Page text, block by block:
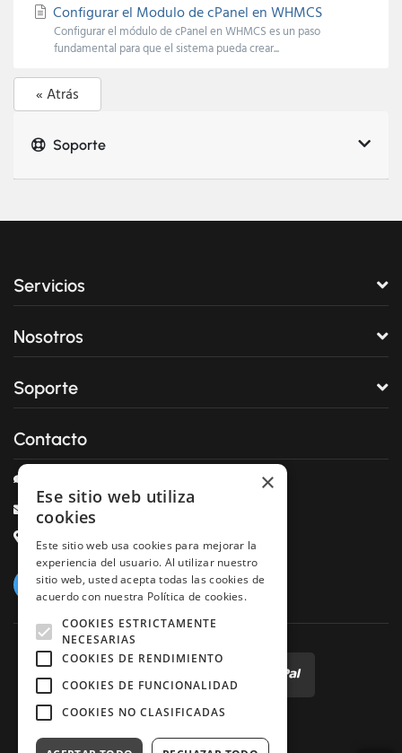
Configurar el Modulo de cPanel en WHMCS
Configurar el módulo de cPanel en WHMCS es un paso
fundamental para que el sistema pueda crear...
« Atrás
Soporte
Servicios
Nosotros
Soporte
Contacto
info@sistemahost.com
C/ Girona 170 3º 2ª CP/ 08037 Barcelona
Política de Privacidad
×
Ese sitio web utiliza
cookies
Este sitio web usa cookies para mejorar la
experiencia del usuario. Al utilizar nuestro
sitio web, usted acepta todas las cookies de
acuerdo con nuestra Política de cookies.
COOKIES ESTRICTAMENTE
NECESARIAS
COOKIES DE RENDIMIENTO
COOKIES DE FUNCIONALIDAD
COOKIES NO CLASIFICADAS